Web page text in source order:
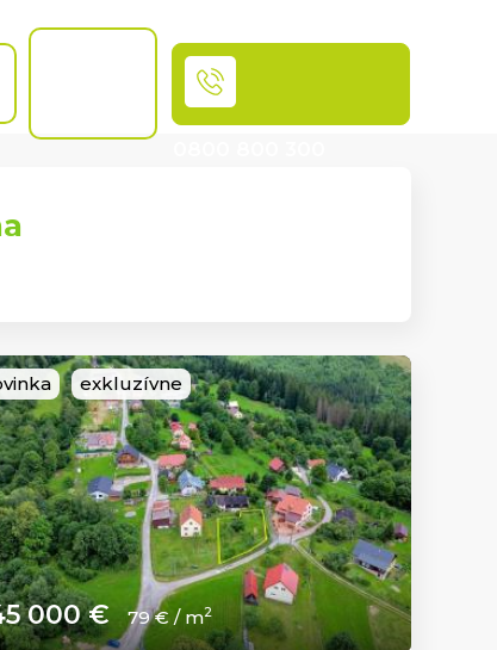
exkluzívne
000 € 79 € / m2